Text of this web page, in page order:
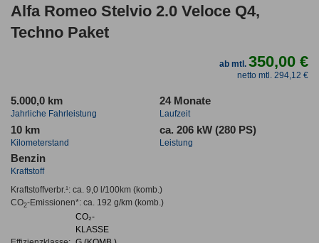
Alfa Romeo Stelvio 2.0 Veloce Q4,
Techno Paket
ab mtl.350,00 €
netto mtl. 294,12 €
5.000,0 km
Jahrliche Fahrleistung
24 Monate
Laufzeit
10 km
Kilometerstand
ca. 206 kW (280 PS)
Leistung
Benzin
Kraftstoff
Kraftstoffverbr.¹: ca. 9,0 l/100km(komb.)
CO2-Emissionen*: ca. 192 g/km(komb.)
CO₂-
KLASSE